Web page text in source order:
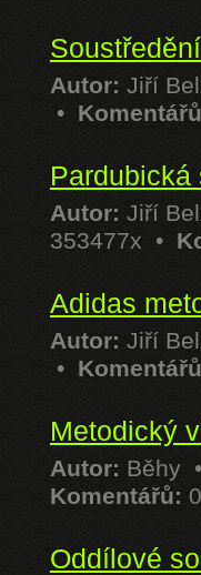
Autor: Jiří
•
Pardubická
Autor: Jiří
353477x •
Adidas
Autor: Jiří
•
Metodický
Autor: Běhy •
Komentářů: 0
Oddílové